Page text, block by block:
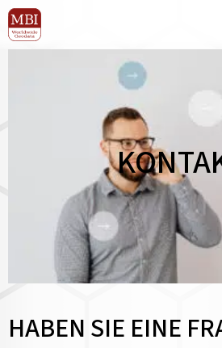
HABEN SIE EINE